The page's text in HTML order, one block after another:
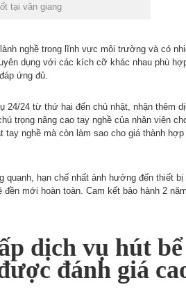
tại văn giang
nghề trong lĩnh vực môi trường và có
dụng với các kích cỡ khác nhau phù
ứng đủ.
24/24 từ thứ hai đến chủ nhật, nhận thêm
trọng nâng cao tay nghề của nhân viên
nghề mà còn làm sao cho giá thành
hạn chế nhất ảnh hưởng đến thiết bị
mới hoàn toàn. Cam kết bảo hành 2
dịch vụ hút bể
đánh giá